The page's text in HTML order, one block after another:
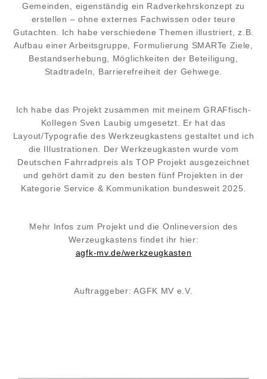
Gemeinden, eigenständig ein Radverkehrskonzept zu
erstellen – ohne externes Fachwissen oder teure
Gutachten. Ich habe verschiedene Themen illustriert, z.B.
Aufbau einer Arbeitsgruppe, Formulierung SMARTe Ziele,
Bestandserhebung, Möglichkeiten der Beteiligung,
Stadtradeln, Barrierefreiheit der Gehwege.
Ich habe das Projekt zusammen mit meinem GRAFfisch-
Kollegen Sven Laubig umgesetzt. Er hat das
Layout/Typografie des Werkzeugkastens gestaltet und ich
die Illustrationen. Der Werkzeugkasten wurde vom
Deutschen Fahrradpreis als TOP Projekt ausgezeichnet
und gehört damit zu den besten fünf Projekten in der
Kategorie Service & Kommunikation bundesweit 2025.
Mehr Infos zum Projekt und die Onlineversion des
Werzeugkastens findet ihr hier:
agfk-mv.de/werkzeugkasten
Auftraggeber: AGFK MV e.V.